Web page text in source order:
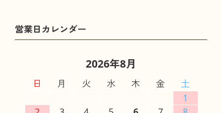
2026年8月
日 月 火 水 木 金
土
1